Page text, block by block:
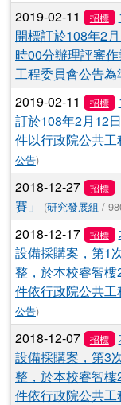
2019-02-11 招標
開標訂於108年2
時00分辦理評審
工程委員會公告為
2019-02-11 招標
訂於108年2月12
件以行政院公共工
公告)
2018-12-27 招標
賽」
(研究發展組 /
2018-12-17 招標
設備採購案，第1
整，於本校睿智
件依行政院公共工
公告)
2018-12-07 招標
設備採購案，第3
整，於本校睿智
件依行政院公共工